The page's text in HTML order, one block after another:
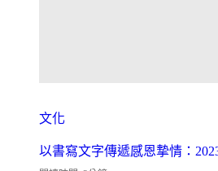
文化
以書寫文字傳遞感恩摯情：